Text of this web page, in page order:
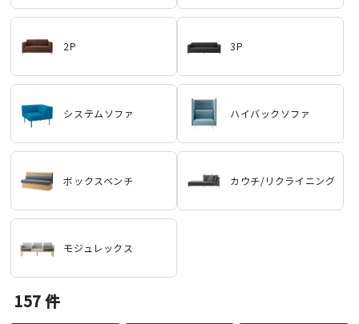
2P 3P
システムソファ ハイバックソファ
ボックスベンチ カウチ/リクライニング
モジュレックス
157件